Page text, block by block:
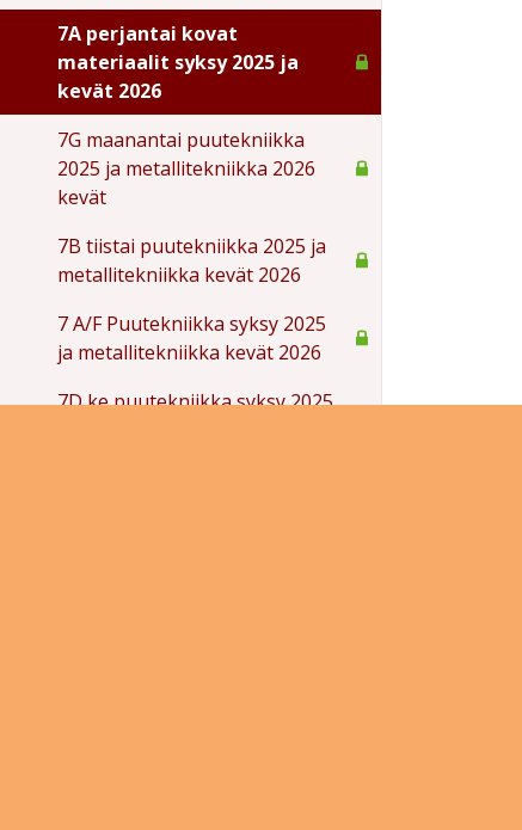
7A perjantai kovat
materiaalit syksy 2025 ja
kevät 2026
7G maanantai puutekniikka
2025 ja metallitekniikka 2026
kevät
7B tiistai puutekniikka 2025 ja
metallitekniikka kevät 2026
7 A/F Puutekniikka syksy 2025
ja metallitekniikka kevät 2026
7D ke puutekniikka syksy 2025